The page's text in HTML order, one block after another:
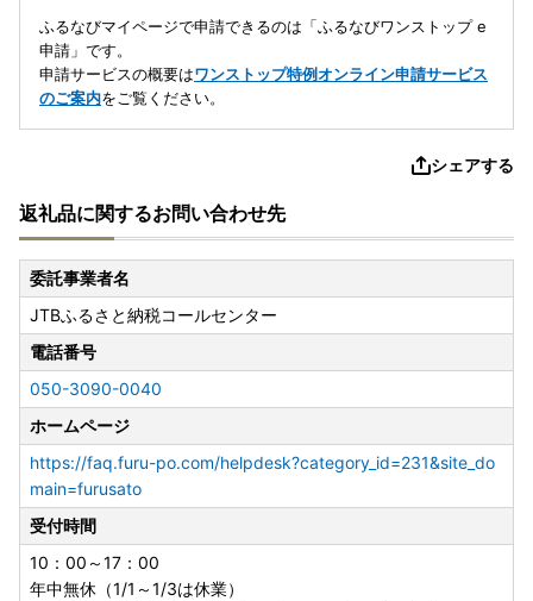
ふるなびマイページで申請できるのは「ふるなびワンストップ e
申請」です。
申請サービスの概要はワンストップ特例オンライン申請サービス
のご案内をご覧ください。
シェアする
返礼品に関するお問い合わせ先
委託事業者名
JTBふるさと納税コールセンター
電話番号
050-3090-0040
ホームページ
https://faq.furu-po.com/helpdesk?category_id=231&site_do
main=furusato
受付時間
10：00～17：00
年中無休（1/1～1/3は休業）